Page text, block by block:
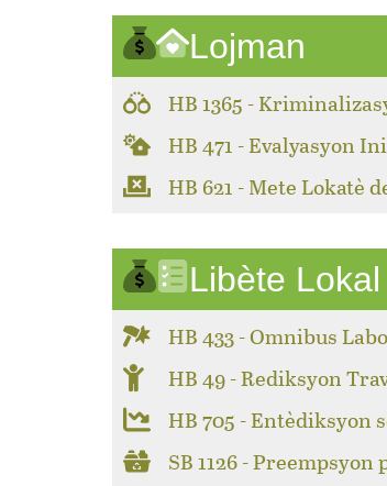
Lojman
HB 1365 -
HB 471 - Evalyasyon
HB 621 - Mete Lokatè
Libète
HB 433 - Omnibus
HB 49 - Rediksyon
HB 705 - Entèdiksyon
SB 1126 -